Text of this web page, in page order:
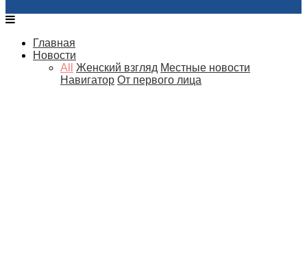
Главная
Новости
All
Женский взгляд Местные новости
Навигатор От первого лица